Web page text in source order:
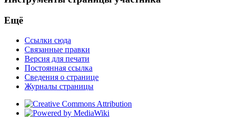
Ещё
Ссылки сюда
Связанные правки
Версия для печати
Постоянная ссылка
Сведения о странице
Журналы страницы